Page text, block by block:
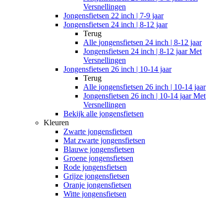
Versnellingen
Jongensfietsen 22 inch | 7-9 jaar
Jongensfietsen 24 inch | 8-12 jaar
Terug
Alle jongensfietsen 24 inch | 8-12 jaar
Jongensfietsen 24 inch | 8-12 jaar Met
Versnellingen
Jongensfietsen 26 inch | 10-14 jaar
Terug
Alle jongensfietsen 26 inch | 10-14 jaar
Jongensfietsen 26 inch | 10-14 jaar Met
Versnellingen
Bekijk alle jongensfietsen
Kleuren
Zwarte jongensfietsen
Mat zwarte jongensfietsen
Blauwe jongensfietsen
Groene jongensfietsen
Rode jongensfietsen
Grijze jongensfietsen
Oranje jongensfietsen
Witte jongensfietsen